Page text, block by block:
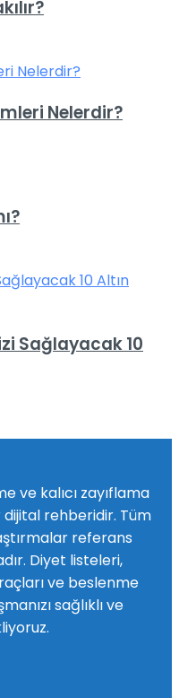
Nelerdir?
Sağlayacak 10
ve kalıcı zayıflama
rehberidir. Tüm
referans
Diyet listeleri,
ve beslenme
sağlıklı ve